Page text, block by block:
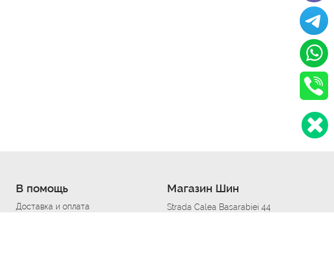
В помощь
Доставка и оплата
Магазин Шин
Strada Calea Basarabiei 44